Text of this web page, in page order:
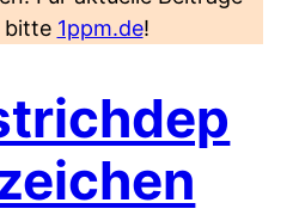
bitte 1ppm.de!